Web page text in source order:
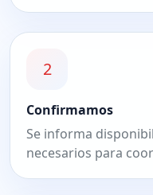
2
Confirmamos
Se informa
necesarios para